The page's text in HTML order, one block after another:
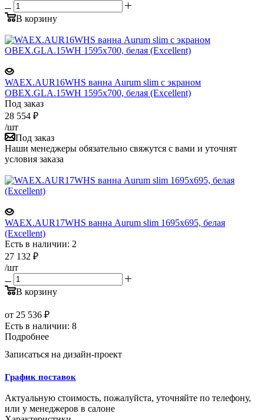
В корзину
WAEX.AUR16WHS ванна Aurum slim с экраном
OBEX.GLA.15WH 1595x700, белая (Excellent)
Под заказ
28 554 ₽
/шт
Под заказ
Наши менеджеры обязательно свяжутся с вами и уточнят
условия заказа
WAEX.AUR17WHS ванна Aurum slim 1695x695, белая
(Excellent)
Есть в наличии: 2
27 132 ₽
/шт
В корзину
от 25 536 ₽
Есть в наличии: 8
Подробнее
Записаться на дизайн-проект
График поставок
Актуальную стоимость, пожалуйста, уточняйте по телефону,
или у менеджеров в салоне